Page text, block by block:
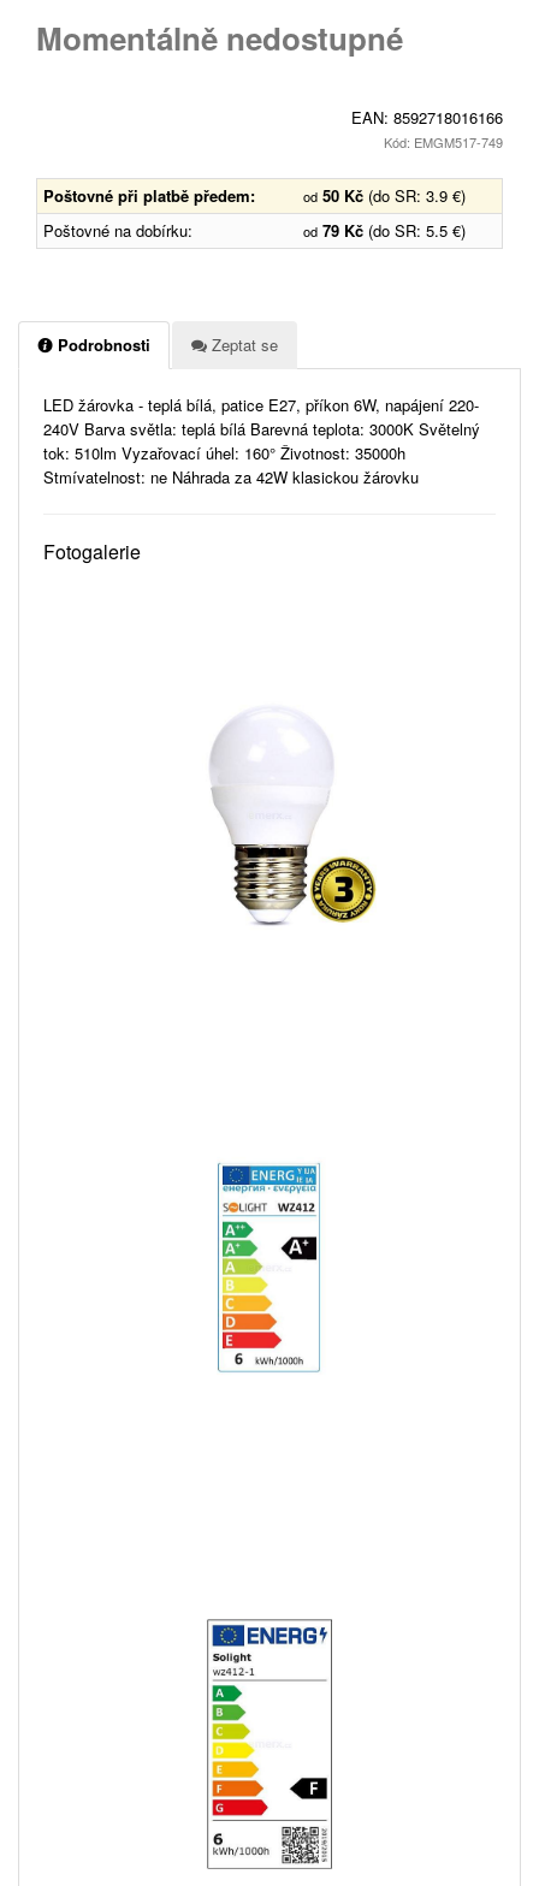
Momentálně nedostupné
EAN: 8592718016166
Kód: EMGM517-749
Poštovné při platbě předem: od 50 Kč (do SR: 3.9 €)
Poštovné na dobírku:
od 79 Kč (do SR: 5.5 €)
Podrobnosti Zeptat se
LED žárovka - teplá bílá, patice E27, příkon 6W, napájení 220-
240V Barva světla: teplá bílá Barevná teplota: 3000K Světelný
tok: 510lm Vyzařovací úhel: 160° Životnost: 35000h
Stmívatelnost: ne Náhrada za 42W klasickou žárovku
Fotogalerie